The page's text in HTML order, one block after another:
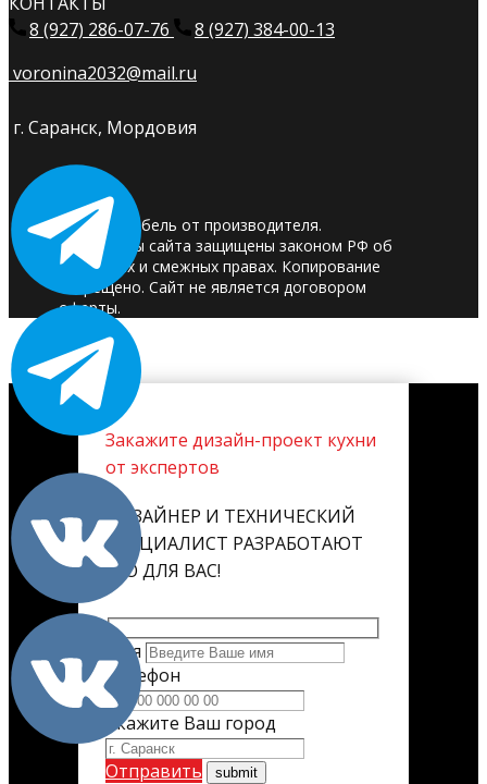
8 (927) 286-07-76
8 (927) 384-00-13
voronina2032@mail.ru
г. Саранск, Мордовия
© 2025. Мебель от производителя.
Материалы сайта защищены законом РФ об
авторских и смежных правах. Копирование
запрещено. Сайт не является договором
оферты.
Закажите дизайн-проект кухни
от экспертов
ДИЗАЙНЕР И ТЕХНИЧЕСКИЙ
СПЕЦИАЛИСТ РАЗРАБОТАЮТ
ЕГО ДЛЯ ВАС!
Имя
Телефон
Укажите Ваш город
Отправить